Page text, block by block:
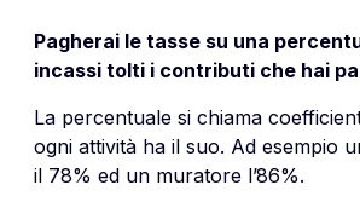
Pagherai le tasse su una
incassi tolti i contributi che hai
La percentuale si chiama
ogni attività ha il suo. Ad esempio
il 78% ed un muratore l’86%.